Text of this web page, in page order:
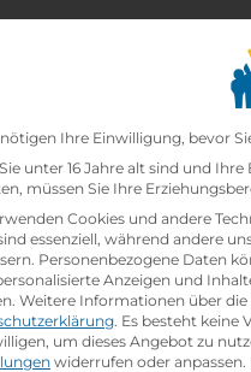
Ihre Einwilligung, bevor
unter 16 Jahre alt sind und
müssen Sie Ihre
Cookies und andere
essenziell, während andere
Personenbezogene Daten
Anzeigen und
Weitere Informationen über
. Es besteht keine
um dieses Angebot zu
widerrufen oder anpassen.